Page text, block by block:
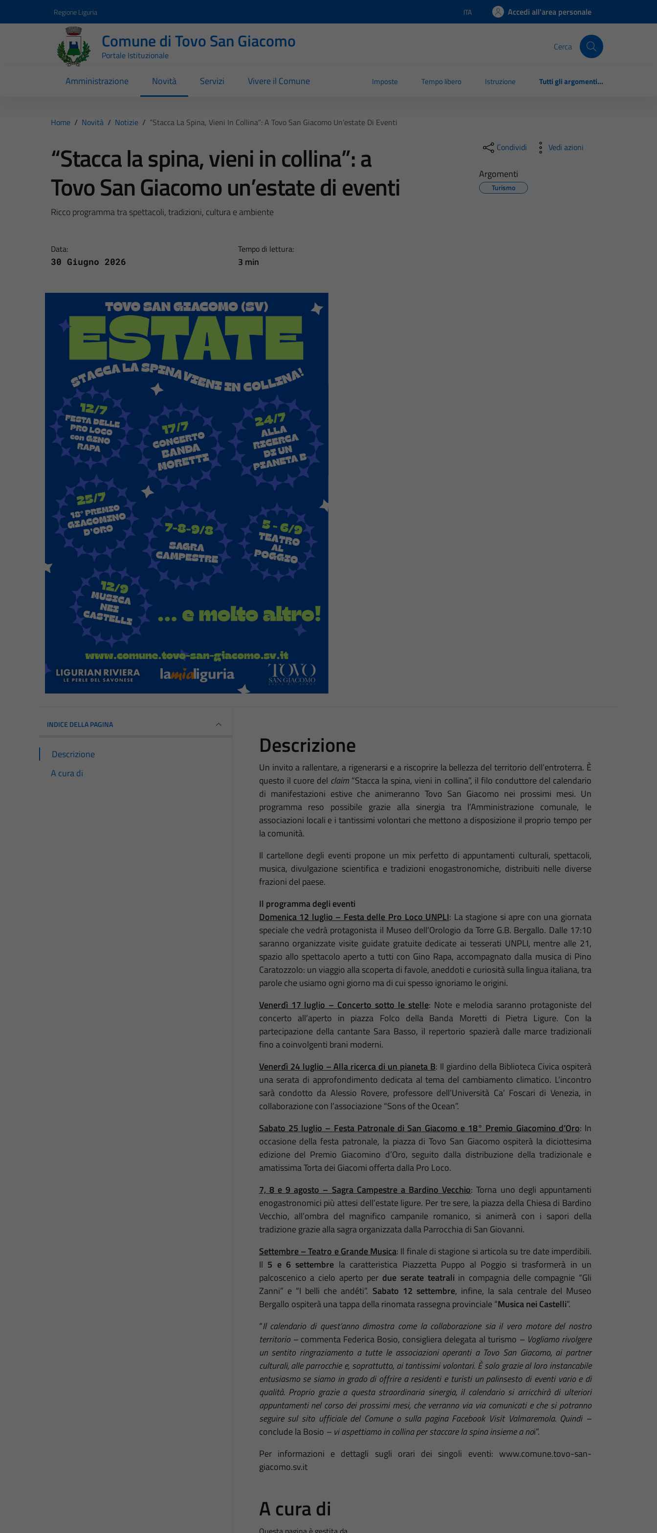
Regione Liguria Lingua attiva:
ITA Accedi all'area personale
Comune di Tovo San Giacomo
Portale Istituzionale
Cerca
Amministrazione Novità Servizi Vivere il Comune Imposte Tempo libero Istruzione Tutti gli argomenti...
Home / Novità / Notizie / “Stacca La Spina, Vieni In Collina”: A Tovo San Giacomo Un’estate Di Eventi
“Stacca la spina, vieni in collina”: a
Tovo San Giacomo un’estate di eventi
Ricco programma tra spettacoli, tradizioni, cultura e ambiente
Data:
30 Giugno 2026
Tempo di lettura:
3 min
Condividi Vedi azioni
Argomenti
Turismo
INDICE DELLA PAGINA
Descrizione
A cura di
Descrizione
Un invito a rallentare, a rigenerarsi e a riscoprire la bellezza del territorio dell’entroterra. È
questo il cuore del claim “Stacca la spina, vieni in collina”, il filo conduttore del calendario
di manifestazioni estive che animeranno Tovo San Giacomo nei prossimi mesi. Un
programma reso possibile grazie alla sinergia tra l’Amministrazione comunale, le
associazioni locali e i tantissimi volontari che mettono a disposizione il proprio tempo per
la comunità.
Il cartellone degli eventi propone un mix perfetto di appuntamenti culturali, spettacoli,
musica, divulgazione scientifica e tradizioni enogastronomiche, distribuiti nelle diverse
frazioni del paese.
Il programma degli eventi
Domenica 12 luglio – Festa delle Pro Loco UNPLI: La stagione si apre con una giornata
speciale che vedrà protagonista il Museo dell’Orologio da Torre G.B. Bergallo. Dalle 17:10
saranno organizzate visite guidate gratuite dedicate ai tesserati UNPLI, mentre alle 21,
spazio allo spettacolo aperto a tutti con Gino Rapa, accompagnato dalla musica di Pino
Caratozzolo: un viaggio alla scoperta di favole, aneddoti e curiosità sulla lingua italiana, tra
parole che usiamo ogni giorno ma di cui spesso ignoriamo le origini.
Venerdì 17 luglio – Concerto sotto le stelle: Note e melodia saranno protagoniste del
concerto all’aperto in piazza Folco della Banda Moretti di Pietra Ligure. Con la
partecipazione della cantante Sara Basso, il repertorio spazierà dalle marce tradizionali
fino a coinvolgenti brani moderni.
Venerdì 24 luglio – Alla ricerca di un pianeta B: Il giardino della Biblioteca Civica ospiterà
una serata di approfondimento dedicata al tema del cambiamento climatico. L’incontro
sarà condotto da Alessio Rovere, professore dell’Università Ca’ Foscari di Venezia, in
collaborazione con l’associazione “Sons of the Ocean”.
Sabato 25 luglio – Festa Patronale di San Giacomo e 18° Premio Giacomino d’Oro: In
occasione della festa patronale, la piazza di Tovo San Giacomo ospiterà la diciottesima
edizione del Premio Giacomino d’Oro, seguito dalla distribuzione della tradizionale e
amatissima Torta dei Giacomi offerta dalla Pro Loco.
7, 8 e 9 agosto – Sagra Campestre a Bardino Vecchio: Torna uno degli appuntamenti
enogastronomici più attesi dell’estate ligure. Per tre sere, la piazza della Chiesa di Bardino
Vecchio, all’ombra del magnifico campanile romanico, si animerà con i sapori della
tradizione grazie alla sagra organizzata dalla Parrocchia di San Giovanni.
Settembre – Teatro e Grande Musica: Il finale di stagione si articola su tre date imperdibili.
Il 5 e 6 settembre la caratteristica Piazzetta Puppo al Poggio si trasformerà in un
palcoscenico a cielo aperto per due serate teatrali in compagnia delle compagnie “Gli
Zanni” e “I belli che andéti”. Sabato 12 settembre, infine, la sala centrale del Museo
Bergallo ospiterà una tappa della rinomata rassegna provinciale “Musica nei Castelli”.
“Il calendario di quest’anno dimostra come la collaborazione sia il vero motore del nostro
territorio – commenta Federica Bosio, consigliera delegata al turismo – Vogliamo rivolgere
un sentito ringraziamento a tutte le associazioni operanti a Tovo San Giacomo, ai partner
culturali, alle parrocchie e, soprattutto, ai tantissimi volontari. È solo grazie al loro instancabile
entusiasmo se siamo in grado di offrire a residenti e turisti un palinsesto di eventi vario e di
qualità. Proprio grazie a questa straordinaria sinergia, il calendario si arricchirà di ulteriori
appuntamenti nel corso dei prossimi mesi, che verranno via via comunicati e che si potranno
seguire sul sito ufficiale del Comune o sulla pagina Facebook Visit Valmaremola. Quindi –
conclude la Bosio – vi aspettiamo in collina per staccare la spina insieme a noi”.
Per informazioni e dettagli sugli orari dei singoli eventi: www.comune.tovo-san-
giacomo.sv.it
A cura di